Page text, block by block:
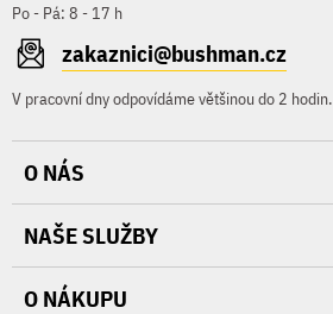
Po - Pá: 8 - 17 h
zakaznici@bushman.cz
V pracovní dny odpovídáme většinou do 2 hodin.
O NÁS
NAŠE SLUŽBY
O NÁKUPU